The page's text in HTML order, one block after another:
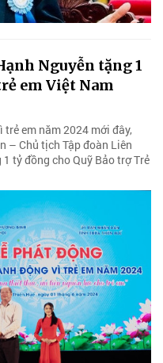
Nguyễn tặng 1
em Việt Nam
em năm 2024 mới đây,
– Chủ tịch Tập đoàn Liên
tỷ đồng cho Quỹ Bảo trợ Trẻ